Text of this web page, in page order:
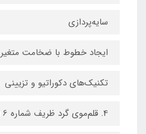
سایه‌پردازی
ایجاد خطوط با ضخامت متغیر
تکنیک‌های دکوراتیو و تزیینی
4. قلم‌موی گرد ظریف شماره 6 (Round Brush #6)